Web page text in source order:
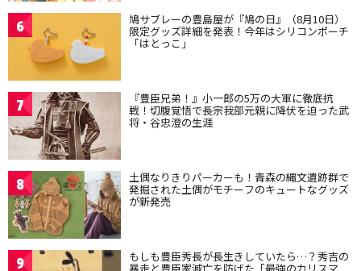
6 鳩サブレーの豊島屋が『鳩の日』（8月10日）
限定グッズ詳細を発表！今年はシリコンポーチ
「はとっこ」
7 『豊臣兄弟！』小一郎の5万の大軍に徹底抗
戦！切腹覚悟で長宗我部元親に降伏を迫った武
将・谷忠澄の生涯
8 土偶なりきりパーカーも！青森の縄文遺跡群で
発掘された土偶がモチーフのキュートなグッズ
が新発売
9 もしも豊臣秀長が長生きしていたら…？秀吉の
暴走と豊臣家滅亡を防げた「最強のカリスマ